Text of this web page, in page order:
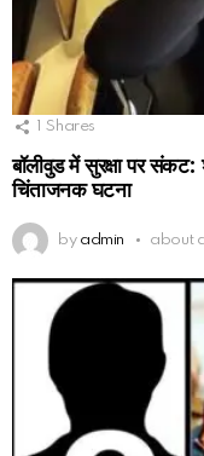
Shares
बॉलीवुड में सुरक्षा पर
चिंताजनक घटना
by admin about